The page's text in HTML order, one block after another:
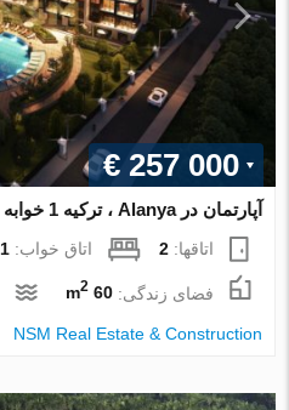
€ 257 000
آپارتمان در Alanya ، ترکیه 1 خوابه ، 60 متر مربع. شماره 48427
اتاقها:2 اتاق خواب:1
فضای زندگی:60 m
2
NSM Real Estate & Construction